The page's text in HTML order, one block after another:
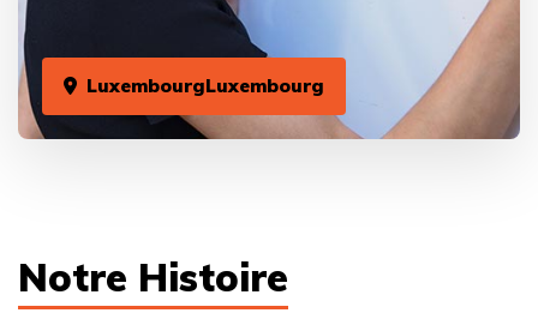
LuxembourgLuxembourg
Notre Histoire